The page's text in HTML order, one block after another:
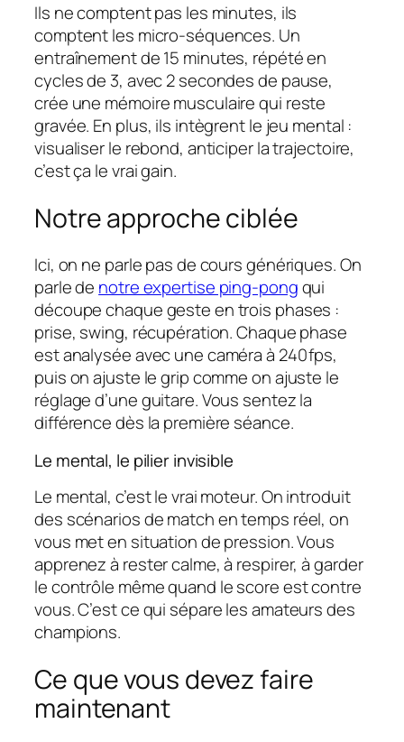
Ils ne comptent pas les minutes, ils
comptent les micro-séquences. Un
entraînement de 15 minutes, répété en
cycles de 3, avec 2 secondes de pause,
crée une mémoire musculaire qui reste
gravée. En plus, ils intègrent le jeu mental :
visualiser le rebond, anticiper la trajectoire,
c’est ça le vrai gain.
Notre approche ciblée
Ici, on ne parle pas de cours génériques. On
parle de notre expertise ping-pongqui
découpe chaque geste en trois phases :
prise, swing, récupération. Chaque phase
est analysée avec une caméra à 240 fps,
puis on ajuste le grip comme on ajuste le
réglage d’une guitare. Vous sentez la
différence dès la première séance.
Le mental, le pilier invisible
Le mental, c’est le vrai moteur. On introduit
des scénarios de match en temps réel, on
vous met en situation de pression. Vous
apprenez à rester calme, à respirer, à garder
le contrôle même quand le score est contre
vous. C’est ce qui sépare les amateurs des
champions.
Ce que vous devez faire
maintenant